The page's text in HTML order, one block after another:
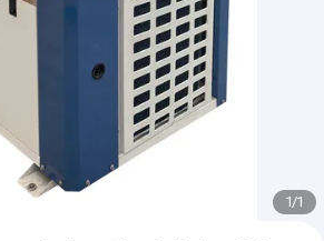
1
/
1